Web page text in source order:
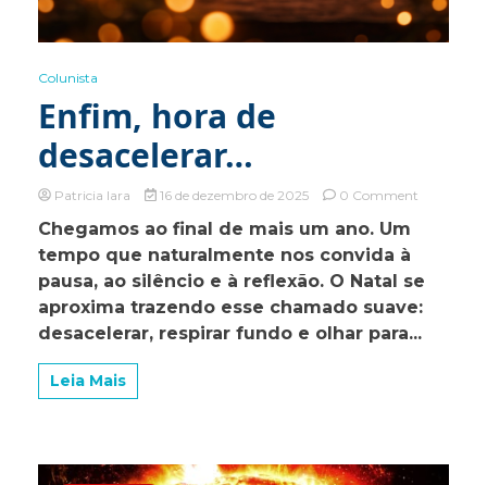
Colunista
Enfim, hora de
desacelerar…
Patricia Iara 16 de dezembro de 2025 0 Commenton
Chegamos ao final de mais um ano. Um
tempo que naturalmente nos convida à
pausa, ao silêncio e à reflexão. O Natal se
aproxima trazendo esse chamado suave:
desacelerar, respirar fundo e olhar para...
Leia Mais